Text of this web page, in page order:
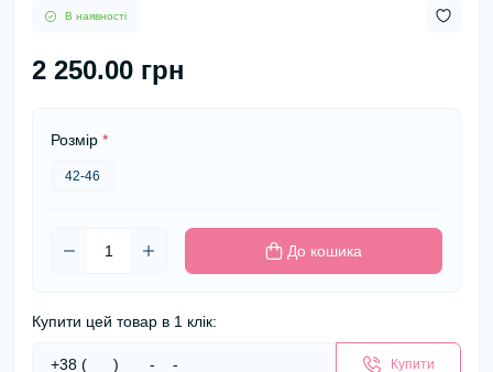
В наявності
2 250.00 грн
Розмір *
42-46
До кошика
Купити цей товар в 1 клік:
Купити